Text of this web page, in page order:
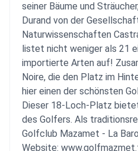
seiner Bäume und
Durand von der
Naturwissenschaften
listet nicht weniger als 21
importierte Arten auf!
Noire, die den Platz im
hier einen der schönsten
Dieser 18-Loch-Platz
des Golfers. Als
Golfclub Mazamet - La
Website: